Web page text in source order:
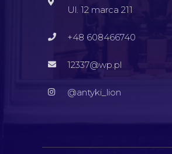
Ul. 12 marca 211
+48 608466740
12337@wp.pl
@antyki_lion